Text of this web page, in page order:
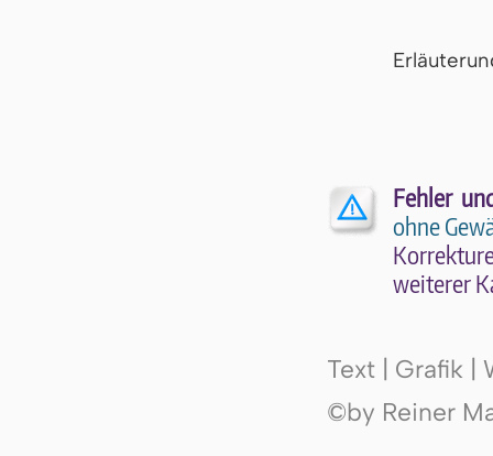
Fehler
ohne
wei­te­rer
Text | Grafik |
©by Reiner